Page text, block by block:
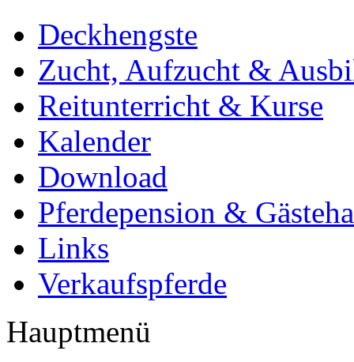
Deckhengste
Zucht, Aufzucht &
Reitunterricht & Kurse
Kalender
Download
Pferdepension &
Links
Verkaufspferde
Hauptmenü